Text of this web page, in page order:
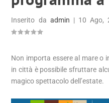
Inserito da admin | 10 Ago,
Non importa essere al mare o
in città è possibile sfruttare
magico spettacolo dell’estate.